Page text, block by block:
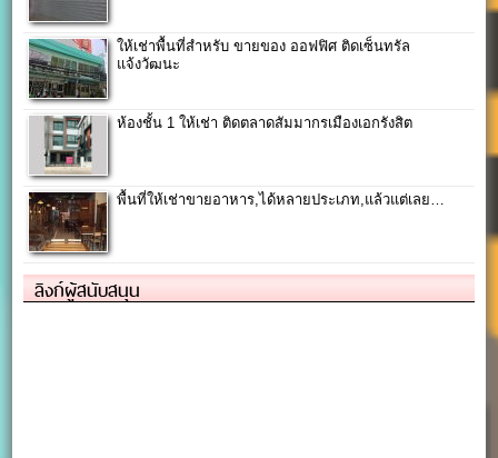
ให้เช่าพื้นที่สำหรับ ขายของ ออฟฟิศ ติดเซ็นทรัล
แจ้งวัฒนะ
ห้องชั้น 1 ให้เช่า ติดตลาดสัมมากรเมืองเอกรังสิต
พื้นที่ให้เช่าขายอาหาร,ได้หลายประเภท,แล้วแต่เลย…
ลิงก์ผู้สนับสนุน